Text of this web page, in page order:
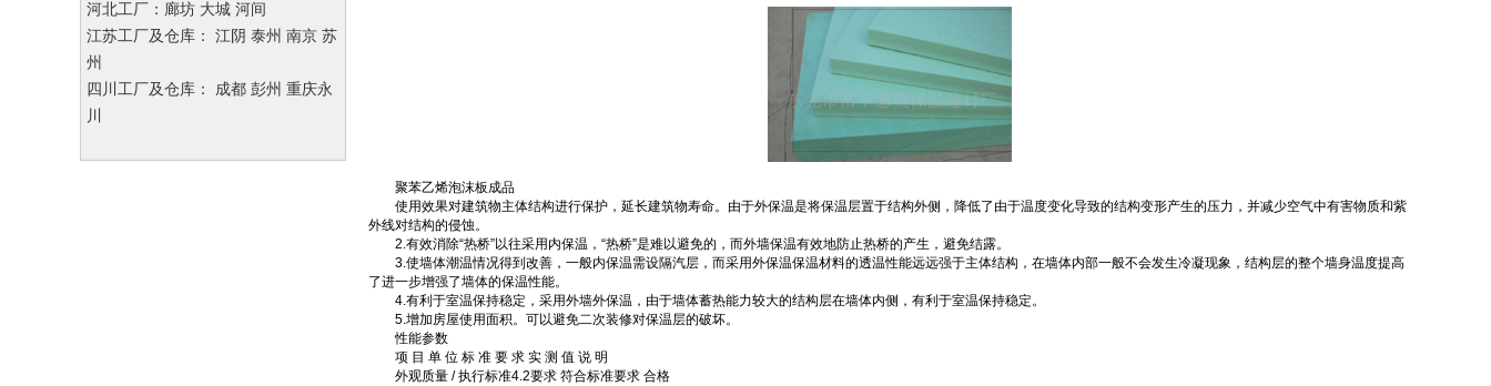
河北工厂：廊坊 大城 河间
江苏工厂及仓库： 江阴 泰州 南京 苏
州
四川工厂及仓库： 成都 彭州 重庆永
川
聚苯乙烯泡沫板成品
使用效果对建筑物主体结构进行保护，延长建筑物寿命。由于外保温是将保温层置于结构外侧，降低了由于温度变化导致的结构变形产生的压力，并减少空气中有害物质和紫
外线对结构的侵蚀。
2.有效消除“热桥”以往采用内保温，“热桥”是难以避免的，而外墙保温有效地防止热桥的产生，避免结露。
3.使墙体潮温情况得到改善，一般内保温需设隔汽层，而采用外保温保温材料的透温性能远远强于主体结构，在墙体内部一般不会发生冷凝现象，结构层的整个墙身温度提高
了进一步增强了墙体的保温性能。
4.有利于室温保持稳定，采用外墙外保温，由于墙体蓄热能力较大的结构层在墙体内侧，有利于室温保持稳定。
5.增加房屋使用面积。可以避免二次装修对保温层的破坏。
性能参数
项 目 单 位 标 准 要 求 实 测 值 说 明
外观质量 / 执行标准4.2要求 符合标准要求 合格